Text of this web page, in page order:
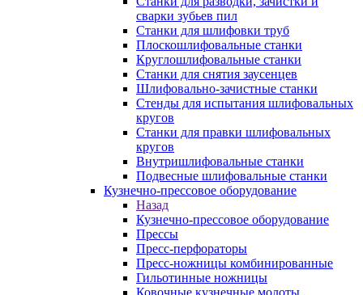
сварки зубьев пил
Станки для шлифовки труб
Плоскошлифовальные станки
Круглошлифовальные станки
Станки для снятия заусенцев
Шлифовально-зачистные станки
Стенды для испытания шлифовальных
кругов
Станки для правки шлифовальных
кругов
Внутришлифовальные станки
Подвесные шлифовальные станки
Кузнечно-прессовое оборудование
Назад
Кузнечно-прессовое оборудование
Прессы
Пресс-перфораторы
Пресс-ножницы комбинированные
Гильотинные ножницы
Ковочные кузнечные молоты